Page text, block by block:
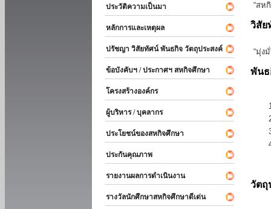
ประวัติความเป็นมา
หลักการและเหตุผล
ปรัชญา วิสัยทัศน์ พันธกิจ วัตถุประสงค์
ข้อบังคับฯ / ประกาศฯ สหกิจศึกษา
โครงสร้างองค์กร
ผู้บริหาร / บุคลากร
ประโยชน์ของสหกิจศึกษา
ประกันคุณภาพ
รายงานผลการดำเนินงาน
รางวัลนักศึกษาสหกิจศึกษาดีเด่น
“สห
วิสัย
“มุ่ง
พัน
วัตถุ